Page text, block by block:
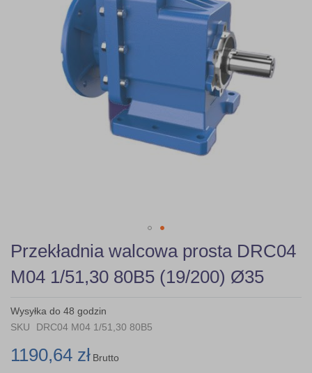
Skip
to
the
beginning
the
images
Przekładnia walcowa prosta DRC04
M04 1/51,30 80B5 (19/200) Ø35
Wysyłka do 48 godzin
SKU
DRC04 M04 1/51,30 80B5
1190,64 zł Brutto